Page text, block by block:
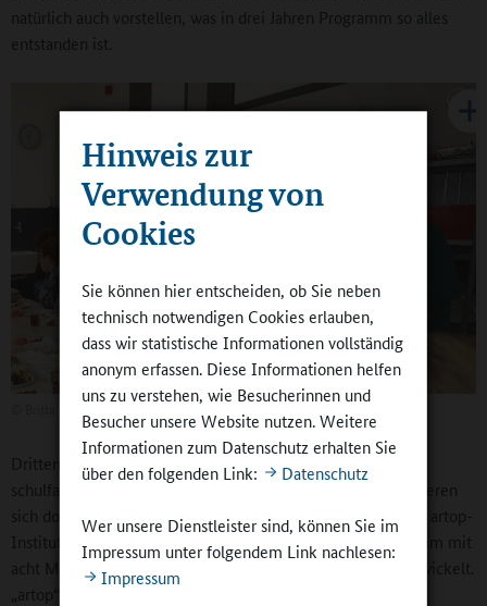
Hinweis zur
Verwendung von
Cookies
Sie können hier entscheiden, ob Sie neben
technisch notwendigen Cookies erlauben,
dass wir statistische Informationen vollständig
anonym erfassen. Diese Informationen helfen
uns zu verstehen, wie Besucherinnen und
Besucher unsere Website nutzen. Weitere
Informationen zum Datenschutz erhalten Sie
über den folgenden Link:
Datenschutz
Wer unsere Dienstleister sind, können Sie im
Impressum unter folgendem Link nachlesen:
Impressum
natürlich auch vorstellen, was in drei Jahren Programm so alles
entstanden ist.
Britta Hüning
Drittens gibt es das Qualifizierungsprogramm für die
schulfachlichen Referentinnen und Referenten: Sie qualifizieren
sich dort zu „Systemischen Beratern“. Frank Schmelzer vom artop-
Institut an der Humboldt-Universität Berlin hat ein Programm mit
acht Modulen zur systemischen Organisationsberatung entwickelt.
„artop“ war ursprünglich eine Arbeitsgruppe „Arbeits- und